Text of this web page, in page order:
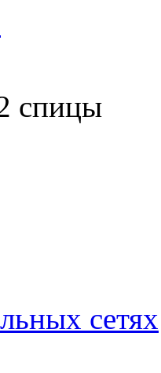
спицы
сетях